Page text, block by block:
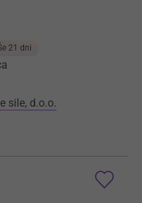
21 dni
sile, d.o.o.